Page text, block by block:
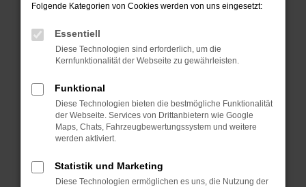
Beim Laden ist ein Fehler aufgetreten.
Hier sind ein paar Tipps, die dir helfen können:
Überprüfe deine Firewall und deine
Laden andere Webseiten, zum Beispiel
deine Suchmaschine?
Prüfe deine Browsererweiterungen.
Manche Erweiterungen, wie Werbeblocker,
können das Laden bestimmter Seiten
verhindern. Funktioniert die Seite in einem
Folgende Kategorien von Cookies werden von uns eingesetzt:
Essentiell
Diese Technologien sind erforderlich, um die
Kernfunktionalität der Webseite zu gewährleisten.
Funktional
Diese Technologien bieten die bestmögliche Funktionalität
der Webseite. Services von Drittanbietern wie Google
Maps, Chats, Fahrzeugbewertungssystem und weitere
werden aktiviert.
Statistik und Marketing
Diese Technologien ermöglichen es uns, die Nutzung der